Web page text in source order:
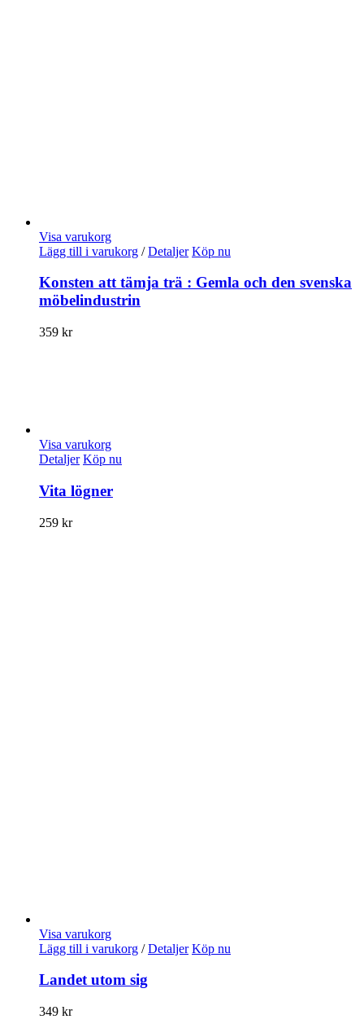
Visa varukorg
Lägg till i varukorg / Detaljer Köp nu
Konsten att tämja trä : Gemla och den svenska
möbelindustrin
359 kr
Visa varukorg
Detaljer Köp nu
Vita lögner
259 kr
Visa varukorg
Lägg till i varukorg / Detaljer Köp nu
Landet utom sig
349 kr